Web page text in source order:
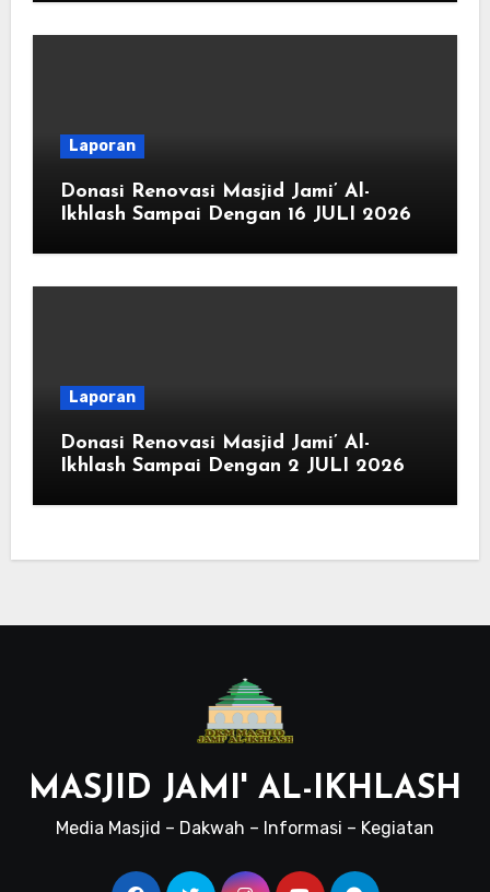
Laporan
Donasi Renovasi Masjid Jami’ Al-
Ikhlash Sampai Dengan 16 JULI 2026
Laporan
Donasi Renovasi Masjid Jami’ Al-
Ikhlash Sampai Dengan 2 JULI 2026
MASJID JAMI' AL-IKHLASH
Media Masjid – Dakwah – Informasi – Kegiatan